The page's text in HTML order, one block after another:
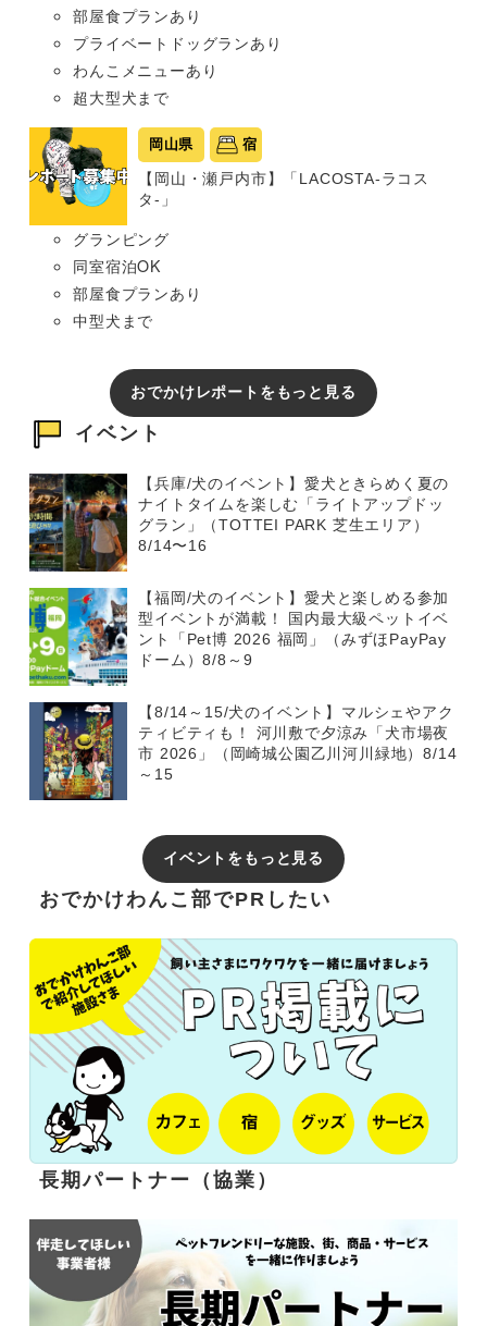
部屋食プランあり
プライベートドッグランあり
わんこメニューあり
超大型犬まで
岡山県 宿
【岡山・瀬戸内市】「LACOSTA-ラコス
タ-」
グランピング
同室宿泊OK
部屋食プランあり
中型犬まで
おでかけレポートをもっと見る
イベント
【兵庫/犬のイベント】愛犬ときらめく夏の
ナイトタイムを楽しむ「ライトアップドッ
グラン」（TOTTEI PARK 芝生エリア）
8/14〜16
【福岡/犬のイベント】愛犬と楽しめる参加
型イベントが満載！ 国内最大級ペットイベ
ント「Pet博 2026 福岡」（みずほPayPay
ドーム）8/8～9
【8/14～15/犬のイベント】マルシェやアク
ティビティも！ 河川敷で夕涼み「犬市場夜
市 2026」（岡崎城公園乙川河川緑地）8/14
～15
イベントをもっと見る
おでかけわんこ部でPRしたい
長期パートナー（協業）